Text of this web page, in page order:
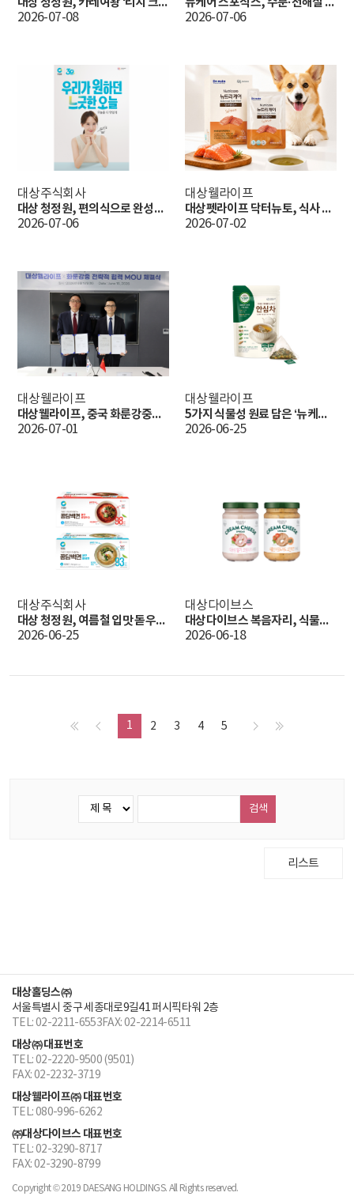
2026-07-08
2026-07-06
대상주식회사
대상 청정원, 편의식으로 완성한 여름 시즌 브랜드 캠페인 영상 공개
2026-07-06
대상웰라이프
대상펫라이프 닥터뉴토, 식사 대용 반려견 유동식 ‘뉴트리케어 한끼밸런스 연어’ 출시
2026-07-02
대상웰라이프
대상웰라이프, 중국 화룬강중과 전략적 협력 MOU 체결
2026-07-01
대상웰라이프
5가지 식물성 원료 담은 ‘뉴케어 당플랜 안심차’ 출시
2026-06-25
대상주식회사
대상 청정원, 여름철 입맛 돋우는 ‘콩담백면 열무비빔국수·열무물냉면’ 출시
2026-06-25
대상다이브스
대상다이브스 복음자리, 식물성 크림치즈 2종 출시
2026-06-18
1 2 3 4 5
검색
리스트
대상홀딩스㈜
서울특별시 중구 세종대로9길41 퍼시픽타워 2층
TEL: 02-2211-6553FAX: 02-2214-6511
대상㈜ 대표번호
TEL: 02-2220-9500 (9501)
FAX: 02-2232-3719
대상웰라이프㈜ 대표번호
TEL: 080-996-6262
㈜대상다이브스 대표번호
TEL: 02-3290-8717
FAX: 02-3290-8799
Copyright © 2019 DAESANG HOLDINGS. All Rights reserved.